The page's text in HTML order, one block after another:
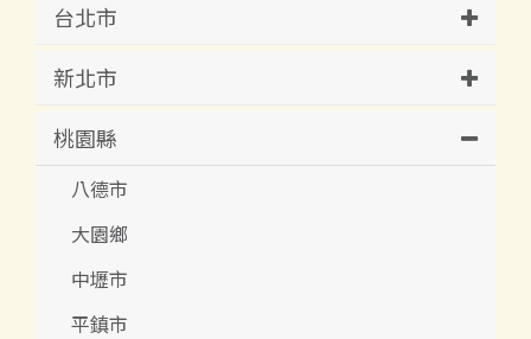
台北市
新北市
桃園縣
八德市
大園鄉
中壢市
平鎮市